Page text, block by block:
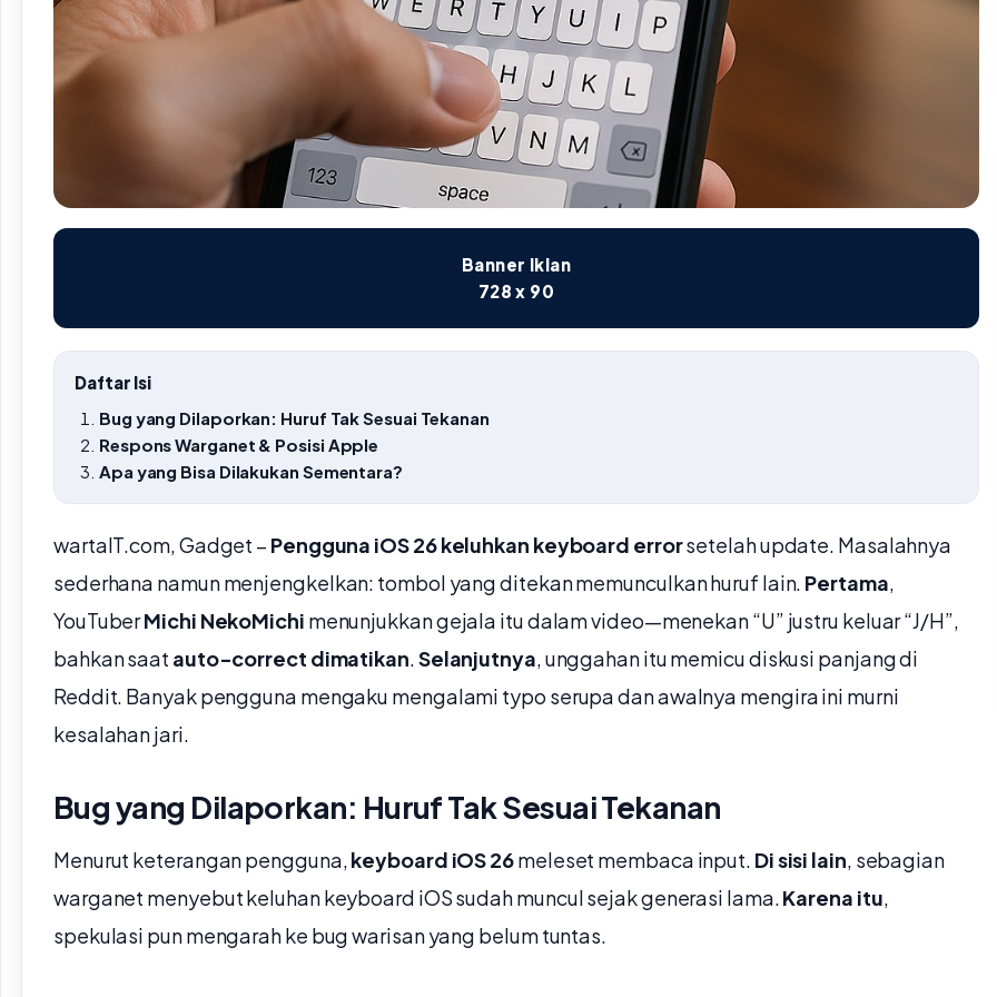
Banner Iklan
728 x 90
Daftar Isi
Bug yang Dilaporkan: Huruf Tak Sesuai Tekanan
Respons Warganet & Posisi Apple
Apa yang Bisa Dilakukan Sementara?
wartaIT.com, Gadget – Pengguna iOS 26 keluhkan keyboard errorsetelah update. Masalahnya
sederhana namun menjengkelkan: tombol yang ditekan memunculkan huruf lain. Pertama,
YouTuberMichi NekoMichi menunjukkan gejala itu dalam video—menekan “U” justru keluar “J/H”,
bahkan saat auto-correct dimatikan.Selanjutnya, unggahan itu memicu diskusi panjang di
Reddit. Banyak pengguna mengaku mengalami typo serupa dan awalnya mengira ini murni
kesalahan jari.
Bug yang Dilaporkan: Huruf Tak Sesuai Tekanan
Menurut keterangan pengguna,keyboard iOS 26meleset membaca input. Di sisi lain, sebagian
warganet menyebut keluhan keyboard iOS sudah muncul sejak generasi lama.Karena itu,
spekulasi pun mengarah ke bug warisan yang belum tuntas.